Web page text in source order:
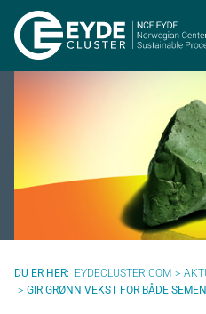
EYDECLUSTER.COM
GIR GRØNN VEKST FOR BÅDE